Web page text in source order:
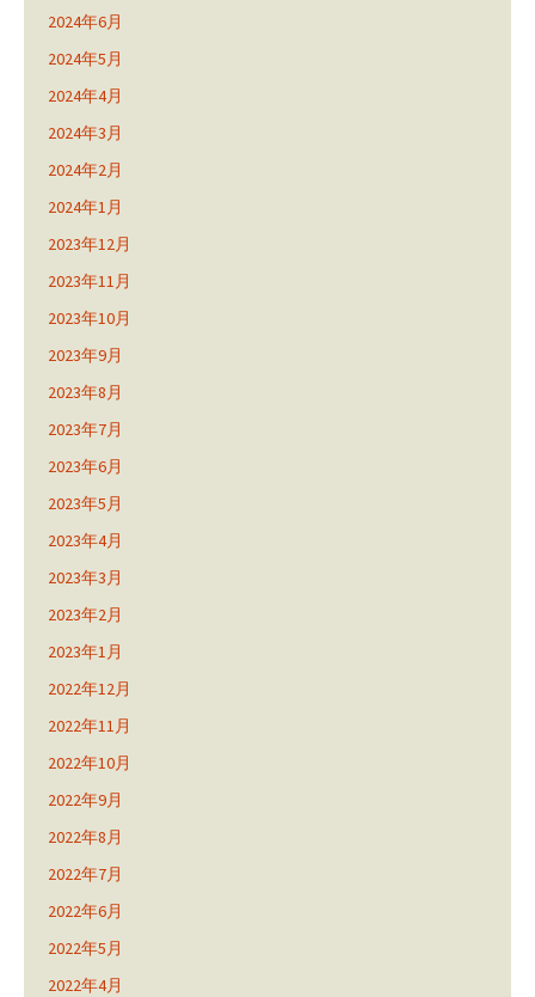
2024年6月
2024年5月
2024年4月
2024年3月
2024年2月
2024年1月
2023年12月
2023年11月
2023年10月
2023年9月
2023年8月
2023年7月
2023年6月
2023年5月
2023年4月
2023年3月
2023年2月
2023年1月
2022年12月
2022年11月
2022年10月
2022年9月
2022年8月
2022年7月
2022年6月
2022年5月
2022年4月